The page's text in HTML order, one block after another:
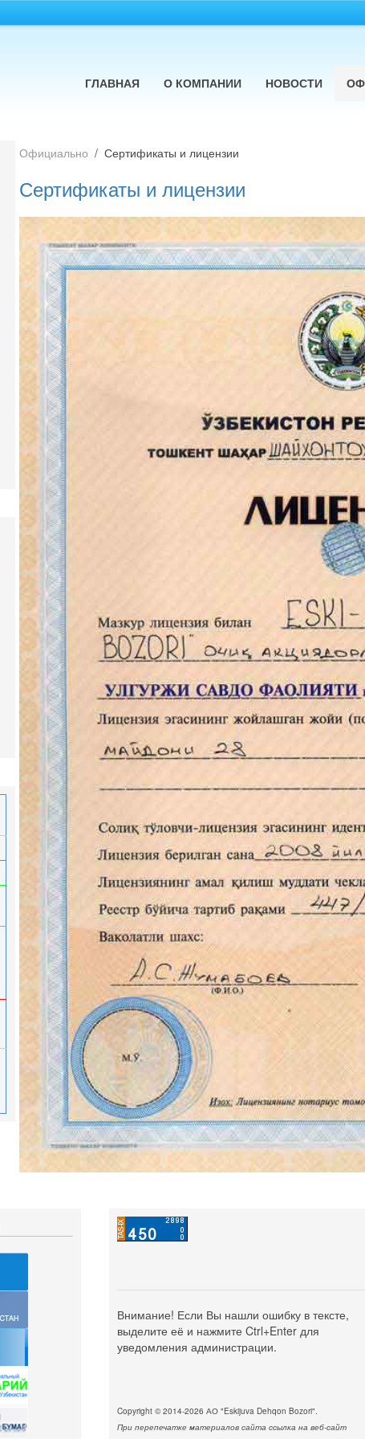
ГЛАВНАЯ О КОМПАНИИ НОВОСТИ
Официально Сертификаты и лицензии
Сертификаты и лицензии
Внимание! Если Вы нашли ошибку в тексте,
выделите её и нажмите Ctrl+Enter для
уведомления администрации.
Copyright © 2014-2026 АО "Eskijuva Dehqon Bozori".
При перепечатке материалов сайта ссылка на веб-сайт